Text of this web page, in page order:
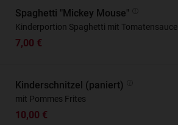
Spaghetti "Mickey Mouse"
Kinderportion Spaghetti mit Tomatensauce
7,00 €
Kinderschnitzel (paniert)
mit Pommes Frites
10,00 €